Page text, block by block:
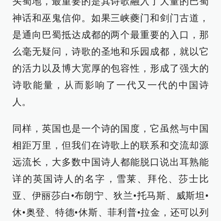
神话和巫鬼信仰。如果三峡夔门和剑门古道，
是通向巴蜀抵达成都的两个最重要的入口，那
么毫无疑问，诗歌的圣地和乐园成都，就以它
的活力以及博大宽厚的包容性，形成了强大的
诗歌能量，从而影响了一代又一代的中国诗
人。
同样，英国也是一个诗的国度，它虽然与中国
相距万里，但我们在诗歌上的联系和交流却源
远流长，大多数中国诗人都能脱口说出耳熟能
详的英国诗人的名字，雪莱、拜伦、莎士比
亚、伊丽莎白•布朗宁、狄兰•托马斯、威斯坦•
休•奥登、特德•休斯、菲利普•拉金，还可以列